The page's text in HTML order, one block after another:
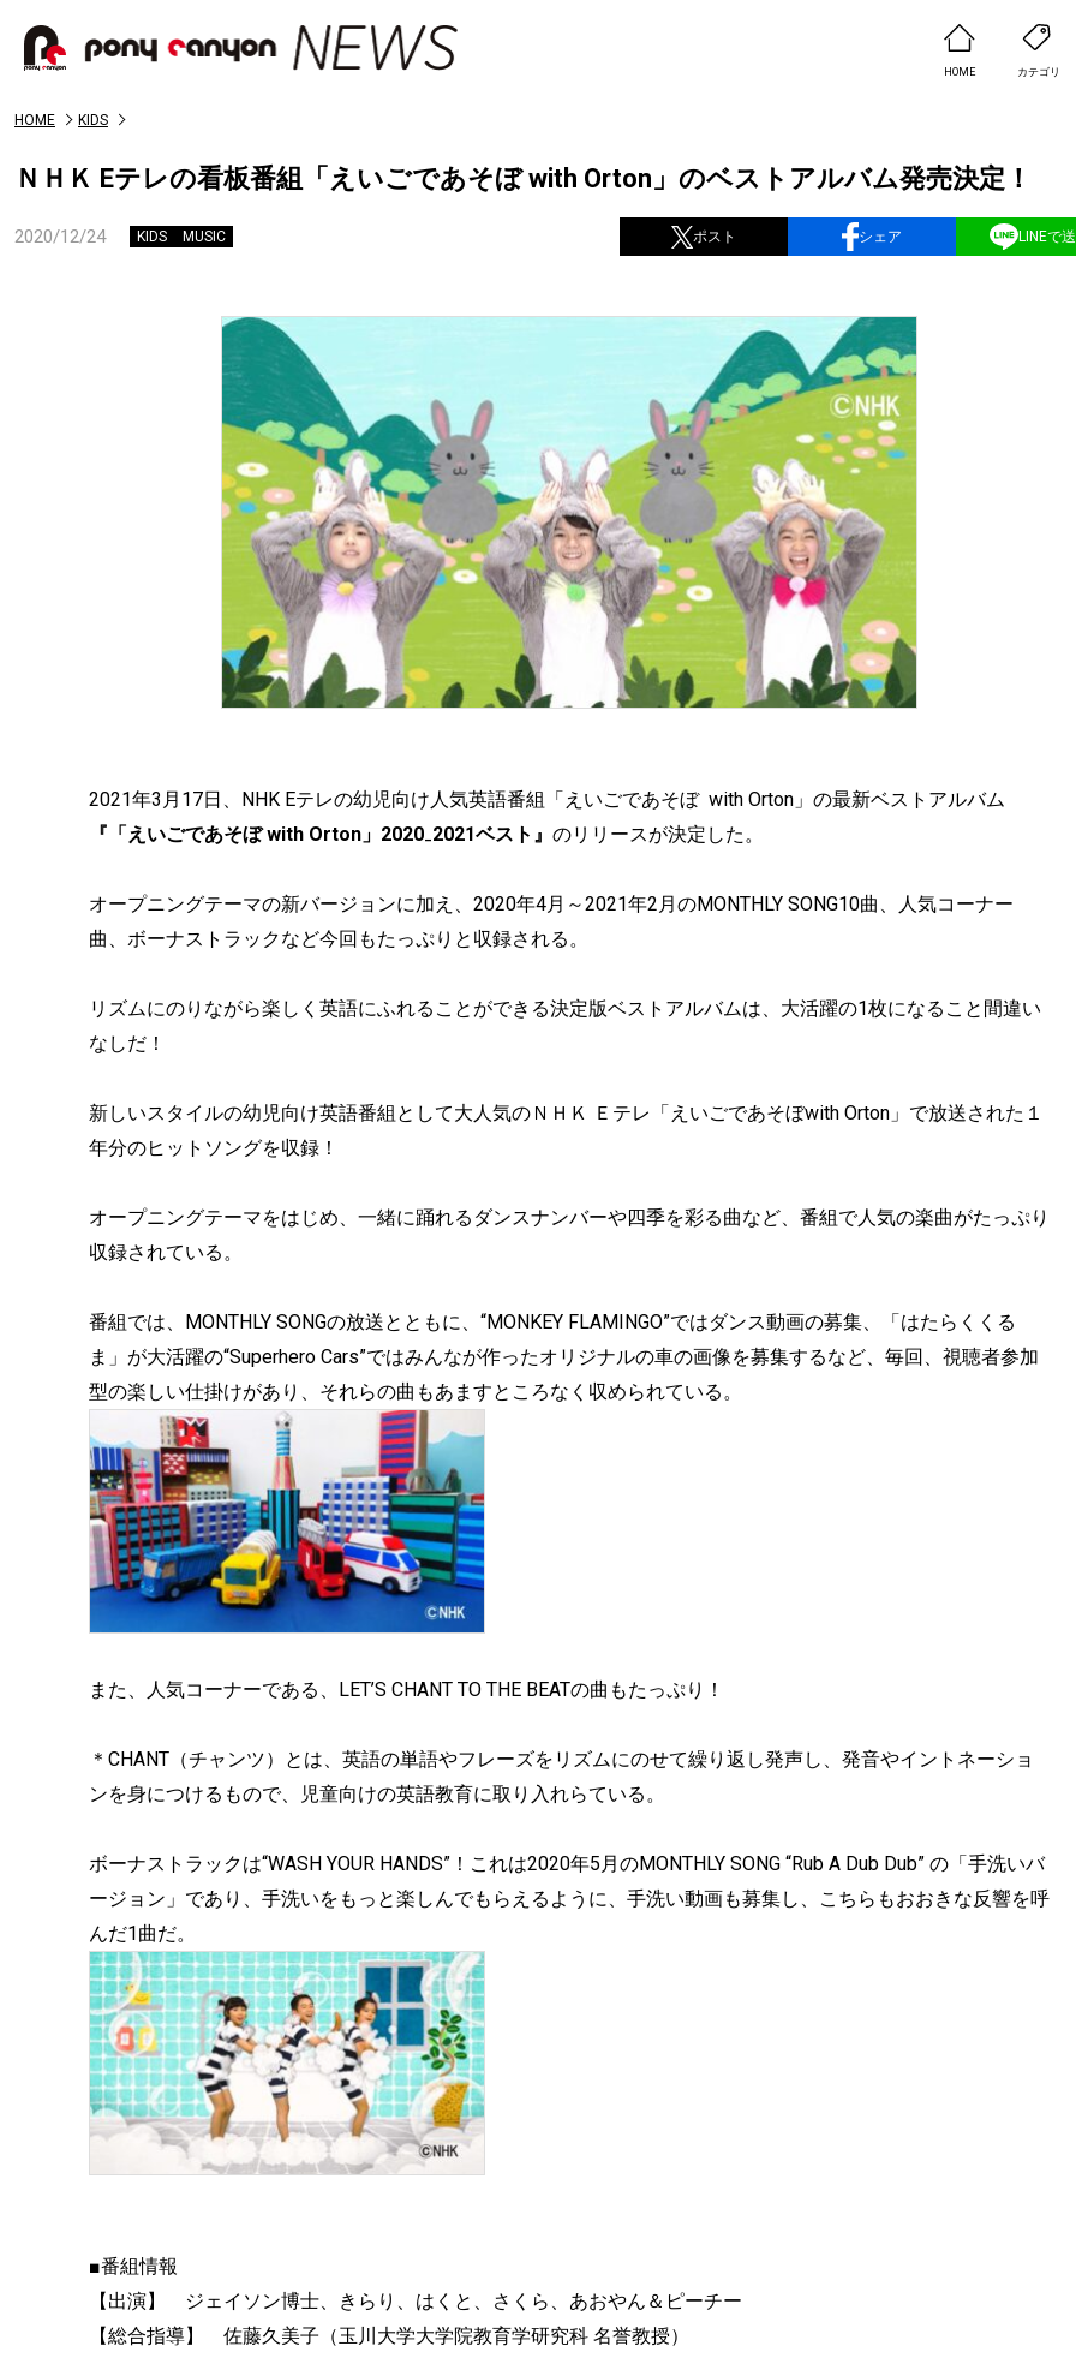
HOME カテゴリ
HOME KIDS
ＮＨＫ Eテレの看板番組「えいごであそぼ with Orton」のベストアルバム発売決定！
2020/12/24 KIDS MUSIC ポスト シェア LINEで
2021年3月17日、NHK Eテレの幼児向け人気英語番組「えいごであそぼ with Orton」の最新ベストアルバム
『「えいごであそぼ with Orton」2020₋2021ベスト』 のリリースが決定した。
オープニングテーマの新バージョンに加え、2020年4月～2021年2月のMONTHLY SONG10曲、人気コーナー
曲、ボーナストラックなど今回もたっぷりと収録される。
リズムにのりながら楽しく英語にふれることができる決定版ベストアルバムは、大活躍の1枚になること間違い
なしだ！
新しいスタイルの幼児向け英語番組として大人気のＮＨＫ Ｅテレ「えいごであそぼwith Orton」で放送された１
年分のヒットソングを収録！
オープニングテーマをはじめ、一緒に踊れるダンスナンバーや四季を彩る曲など、番組で人気の楽曲がたっぷり
収録されている。
番組では、MONTHLY SONGの放送とともに、“MONKEY FLAMINGO”ではダンス動画の募集、「はたらくくる
ま」が大活躍の“Superhero Cars”ではみんなが作ったオリジナルの車の画像を募集するなど、毎回、視聴者参加
型の楽しい仕掛けがあり、それらの曲もあますところなく収められている。
また、人気コーナーである、LET’S CHANT TO THE BEATの曲もたっぷり！
＊CHANT（チャンツ）とは、英語の単語やフレーズをリズムにのせて繰り返し発声し、発音やイントネーショ
ンを身につけるもので、児童向けの英語教育に取り入れらている。
ボーナストラックは“WASH YOUR HANDS”！これは2020年5月のMONTHLY SONG “Rub A Dub Dub” の「手洗いバ
ージョン」であり、手洗いをもっと楽しんでもらえるように、手洗い動画も募集し、こちらもおおきな反響を呼
んだ1曲だ。
■番組情報
【出演】 ジェイソン博士、きらり、はくと、さくら、あおやん＆ピーチー
【総合指導】 佐藤久美子（玉川大学大学院教育学研究科 名誉教授）